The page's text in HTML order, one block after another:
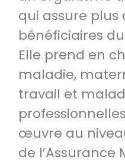
qui assure plus
bénéficiaires
Elle prend en
maladie,
travail et
œuvre au
de l’Assurance